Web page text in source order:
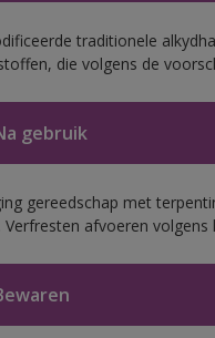
traditionele
die volgens de
gebruik
gereedschap met
Verfresten afvoeren volgens